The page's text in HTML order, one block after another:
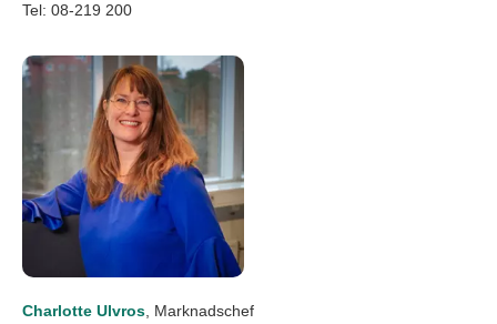
Tel: 08-219 200
Charlotte Ulvros , Marknadschef